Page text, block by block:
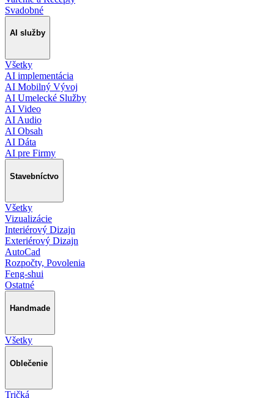
Svadobné
AI služby
Všetky
AI implementácia
AI Mobilný Vývoj
AI Umelecké Služby
AI Video
AI Audio
AI Obsah
AI Dáta
AI pre Firmy
Stavebníctvo
Všetky
Vizualizácie
Interiérový Dizajn
Exteriérový Dizajn
AutoCad
Rozpočty, Povolenia
Feng-shui
Ostatné
Handmade
Všetky
Oblečenie
Tričká